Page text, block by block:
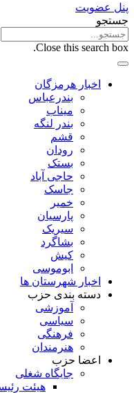
پنل عضویت
جستجو
Close this search box.
اخبار هرمزگان
بندرعباس
میناب
بندر لنگه
قشم
رودان
بستک
حاجی آباد
جاسک
خمیر
پارسیان
سیریک
بشاگرد
کیش
ابوموسی
اخبار شهرستان ها
دسته بندی حزب
آموزشی
سیاسی
فرهنگی
هنرمندان
اعضا حزب
جایگاه شغلی
هیئت